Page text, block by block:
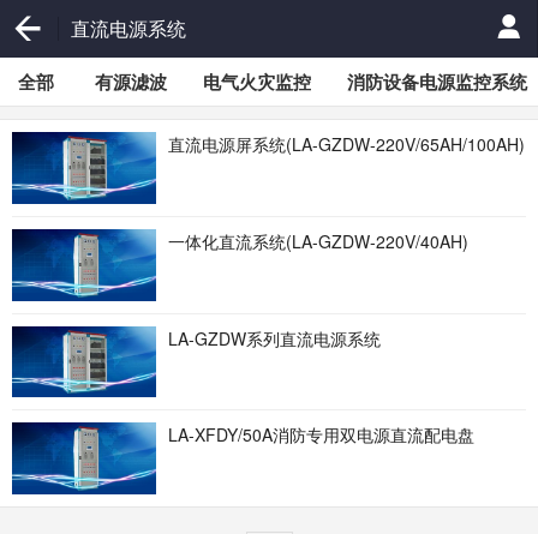
直流电源系统
全部 有源滤波 电气火灾监控 消防设备电源监控系统
直流电源屏系统(LA-GZDW-220V/65AH/100AH)
一体化直流系统(LA-GZDW-220V/40AH)
LA-GZDW系列直流电源系统
LA-XFDY/50A消防专用双电源直流配电盘